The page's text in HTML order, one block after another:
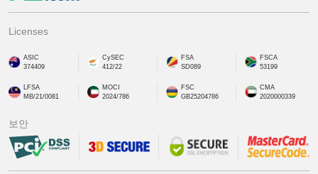
Licenses
ASIC
374409
CySEC
412/22
FSA
SD089
FSCA
53199
LFSA
MB/21/0081
MOCI
2024/786
FSC
GB25204786
CMA
2020000339
보안